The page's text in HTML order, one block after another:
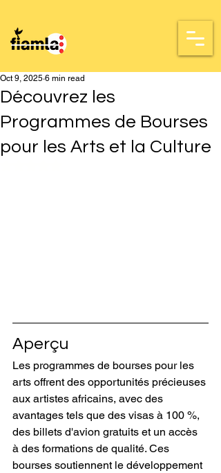
Découvrez les
Programmes de Bourses
pour les Arts et la Culture
Oct 9, 2025 6 min read
Aperçu
Les programmes de bourses pour les
arts offrent des opportunités précieuses
aux artistes africains, avec des
avantages tels que des visas à 100 %,
des billets d'avion gratuits et un accès
à des formations de qualité. Ces
bourses soutiennent le développement